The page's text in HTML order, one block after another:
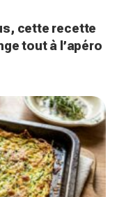
cette recette
tout à l’apéro